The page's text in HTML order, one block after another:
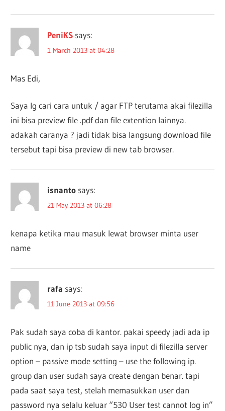
PeniKS says:
1 March 2013 at 04:28
Mas Edi,
Saya lg cari cara untuk / agar FTP terutama akai filezilla
ini bisa preview file .pdf dan file extention lainnya.
adakah caranya ? jadi tidak bisa langsung download file
tersebut tapi bisa preview di new tab browser.
isnanto says:
21 May 2013 at 06:28
kenapa ketika mau masuk lewat browser minta user
name
rafa says:
11 June 2013 at 09:56
Pak sudah saya coba di kantor. pakai speedy jadi ada ip
public nya, dan ip tsb sudah saya input di filezilla server
option – passive mode setting – use the following ip.
group dan user sudah saya create dengan benar. tapi
pada saat saya test, stelah memasukkan user dan
password nya selalu keluar “530 User test cannot log in”